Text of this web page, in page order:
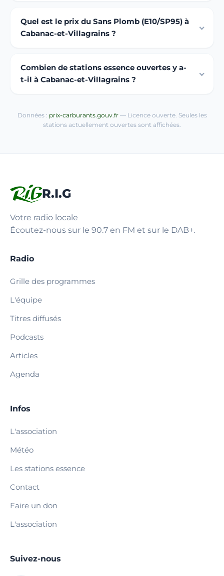
Quel est le prix du Sans Plomb (E10/SP95) à
Cabanac-et-Villagrains ?
Combien de stations essence ouvertes y a-
t-il à Cabanac-et-Villagrains ?
Données : prix-carburants.gouv.fr— Licence ouverte. Seules les
stations actuellement ouvertes sont affichées.
R.I.G
Votre radio locale
Écoutez-nous sur le 90.7 en FM et sur le DAB+.
Radio
Grille des programmes
L'équipe
Titres diffusés
Podcasts
Articles
Agenda
Infos
L'association
Météo
Les stations essence
Contact
Faire un don
L'association
Suivez-nous